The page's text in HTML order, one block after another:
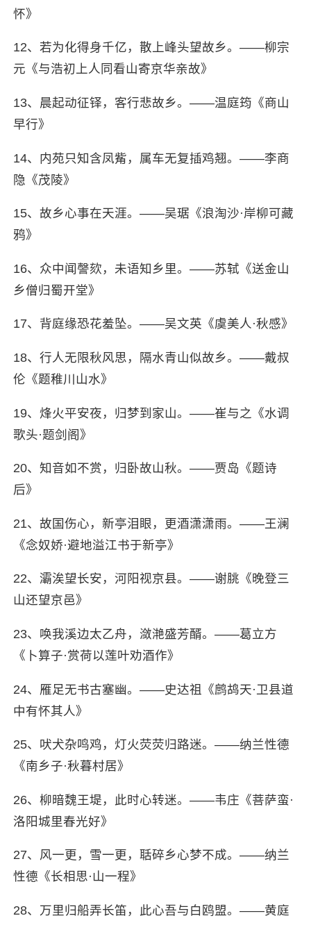
怀》
12、若为化得身千亿，散上峰头望故乡。——柳宗
元《与浩初上人同看山寄京华亲故》
13、晨起动征铎，客行悲故乡。——温庭筠《商山
早行》
14、内苑只知含凤觜，属车无复插鸡翘。——李商
隐《茂陵》
15、故乡心事在天涯。——吴琚《浪淘沙·岸柳可藏
鸦》
16、众中闻謦欬，未语知乡里。——苏轼《送金山
乡僧归蜀开堂》
17、背庭缘恐花羞坠。——吴文英《虞美人·秋感》
18、行人无限秋风思，隔水青山似故乡。——戴叔
伦《题稚川山水》
19、烽火平安夜，归梦到家山。——崔与之《水调
歌头·题剑阁》
20、知音如不赏，归卧故山秋。——贾岛《题诗
后》
21、故国伤心，新亭泪眼，更酒潇潇雨。——王澜
《念奴娇·避地溢江书于新亭》
22、灞涘望长安，河阳视京县。——谢朓《晚登三
山还望京邑》
23、唤我溪边太乙舟，潋滟盛芳醑。——葛立方
《卜算子·赏荷以莲叶劝酒作》
24、雁足无书古塞幽。——史达祖《鹧鸪天·卫县道
中有怀其人》
25、吠犬杂鸣鸡，灯火荧荧归路迷。——纳兰性德
《南乡子·秋暮村居》
26、柳暗魏王堤，此时心转迷。——韦庄《菩萨蛮·
洛阳城里春光好》
27、风一更，雪一更，聒碎乡心梦不成。——纳兰
性德《长相思·山一程》
28、万里归船弄长笛，此心吾与白鸥盟。——黄庭